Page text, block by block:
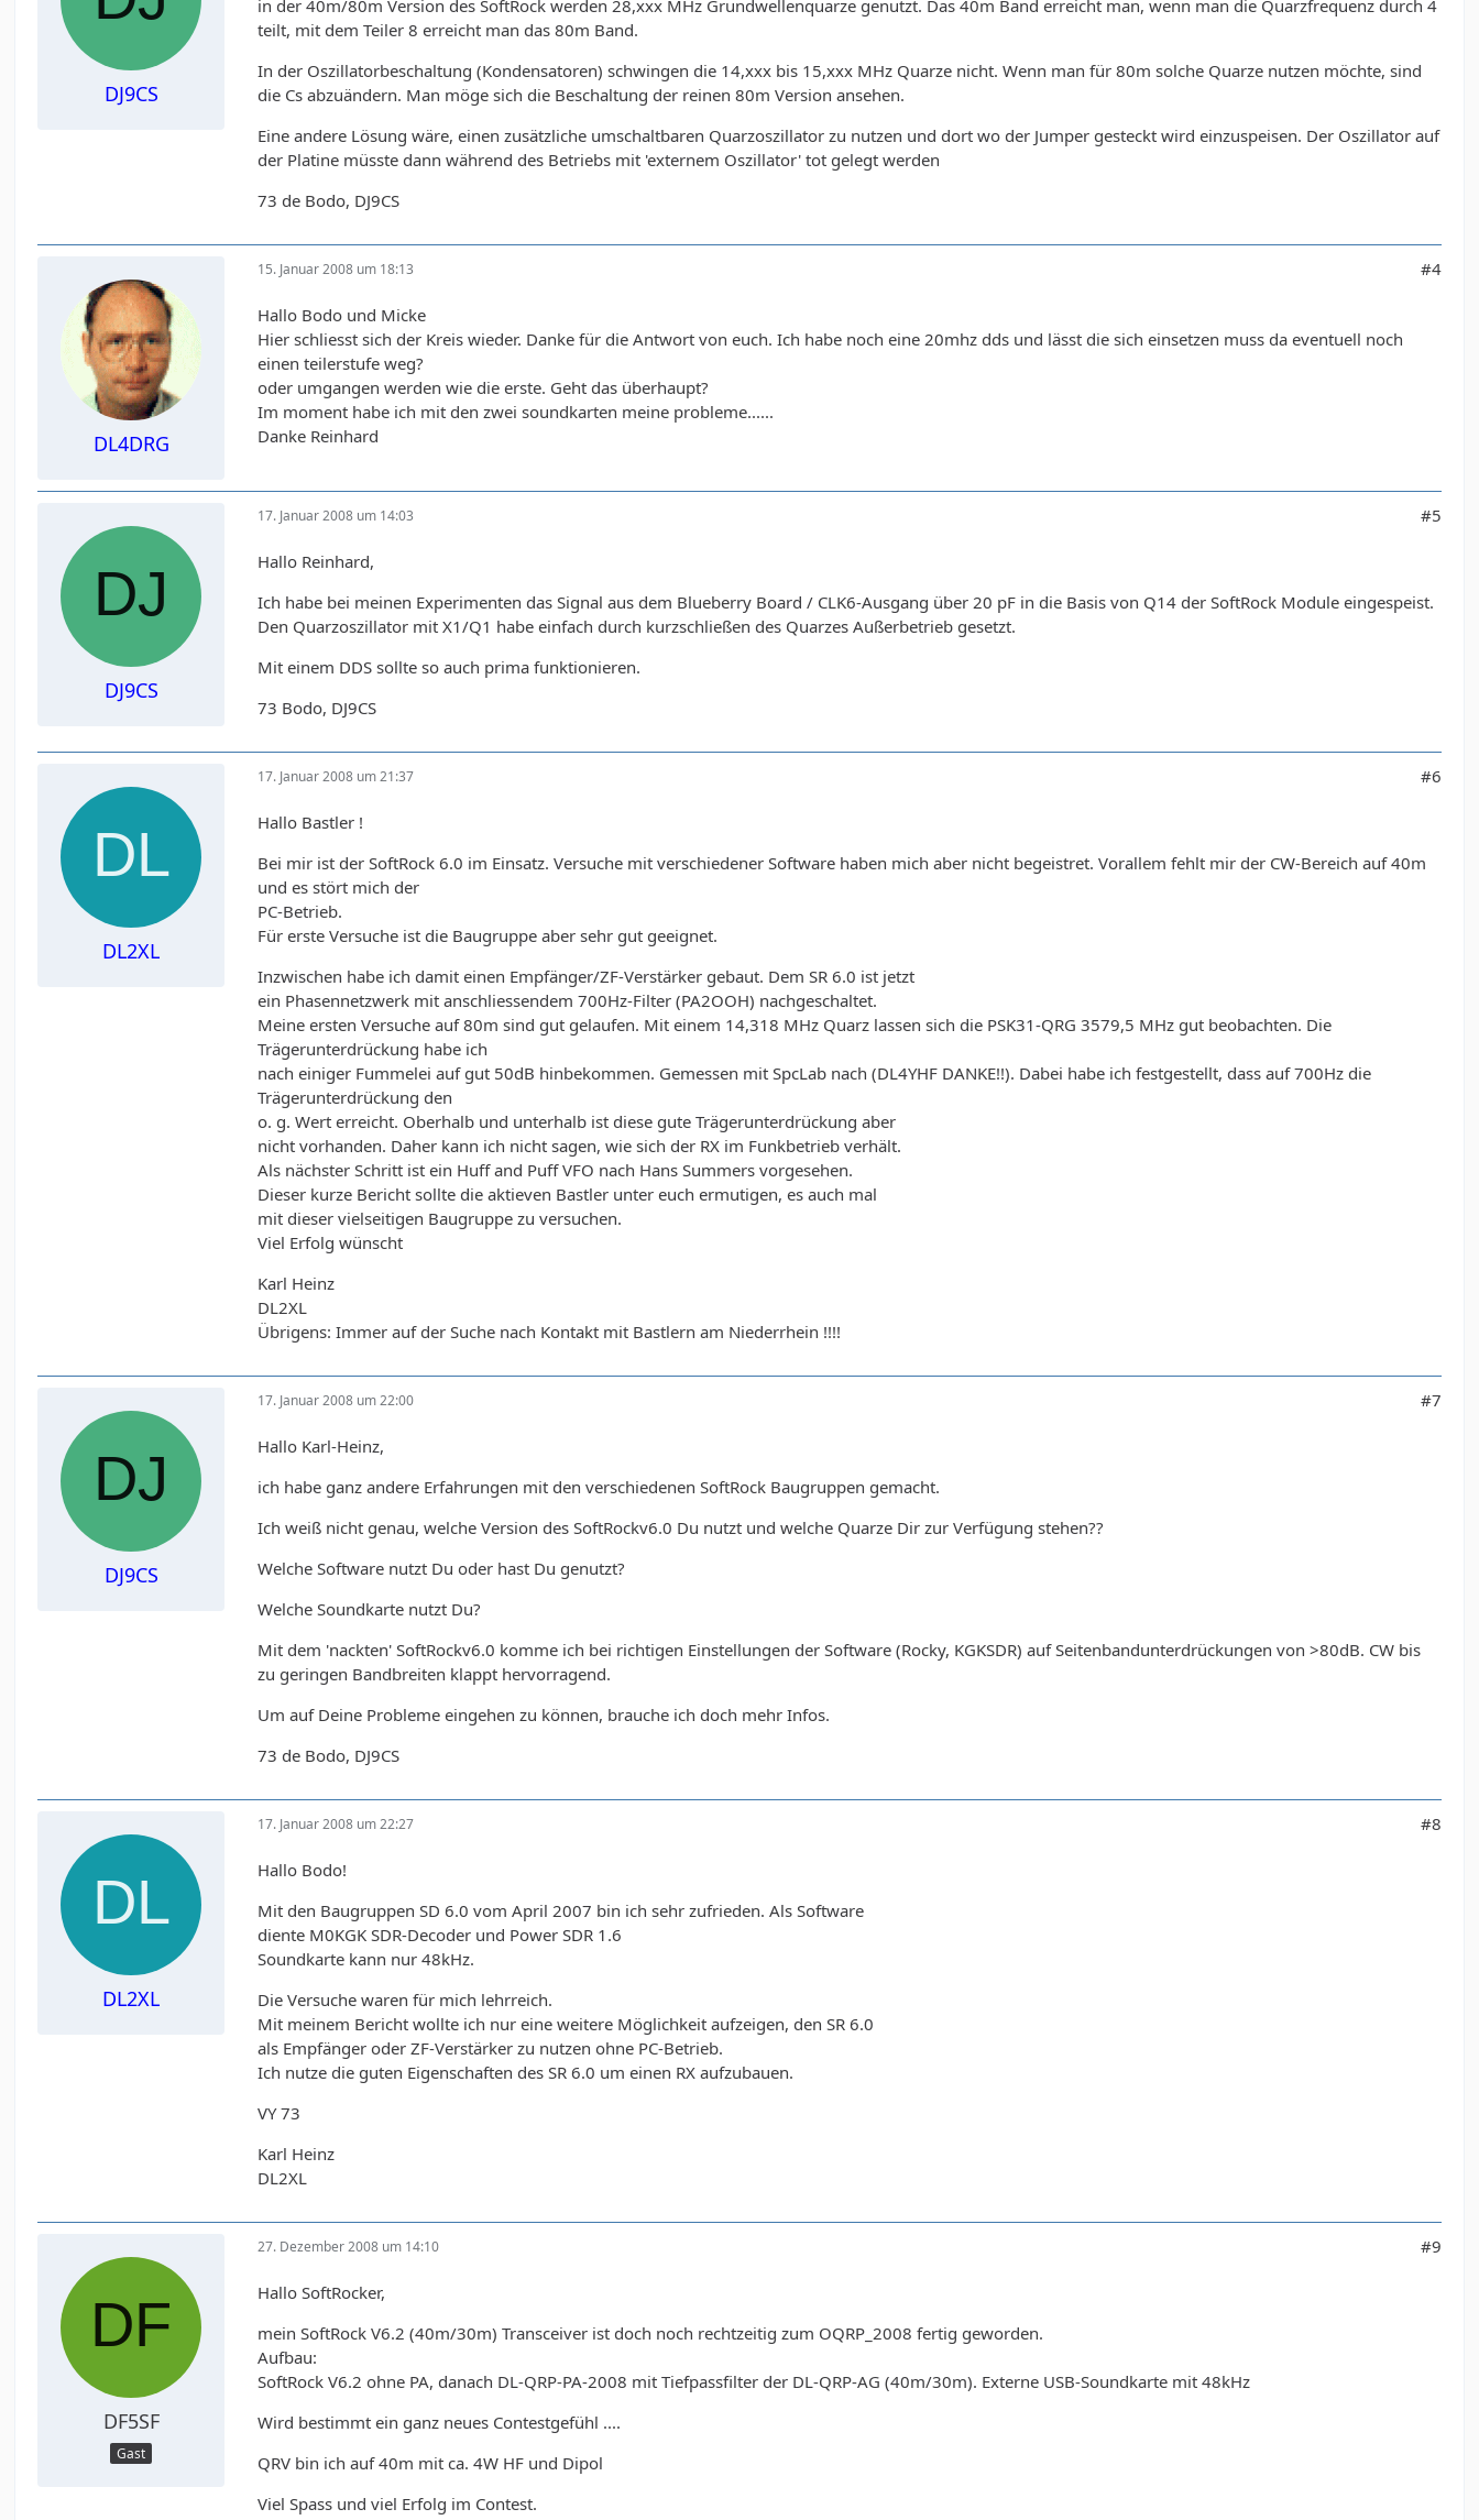
DJ9CS
in der 40m/80m Version des SoftRock werden 28,xxx MHz Grundwellenquarze genutzt. Das 40m Band erreicht man, wenn man die Quarzfrequenz durch 4
teilt, mit dem Teiler 8 erreicht man das 80m Band.
In der Oszillatorbeschaltung (Kondensatoren) schwingen die 14,xxx bis 15,xxx MHz Quarze nicht. Wenn man für 80m solche Quarze nutzen möchte, sind
die Cs abzuändern. Man möge sich die Beschaltung der reinen 80m Version ansehen.
Eine andere Lösung wäre, einen zusätzliche umschaltbaren Quarzoszillator zu nutzen und dort wo der Jumper gesteckt wird einzuspeisen. Der Oszillator auf
der Platine müsste dann während des Betriebs mit 'externem Oszillator' tot gelegt werden
73 de Bodo, DJ9CS
DL4DRG
15. Januar 2008 um 18:13 #4
Hallo Bodo und Micke
Hier schliesst sich der Kreis wieder. Danke für die Antwort von euch. Ich habe noch eine 20mhz dds und lässt die sich einsetzen muss da eventuell noch
einen teilerstufe weg?
oder umgangen werden wie die erste. Geht das überhaupt?
Im moment habe ich mit den zwei soundkarten meine probleme......
Danke Reinhard
DJ9CS
17. Januar 2008 um 14:03 #5
Hallo Reinhard,
Ich habe bei meinen Experimenten das Signal aus dem Blueberry Board / CLK6-Ausgang über 20 pF in die Basis von Q14 der SoftRock Module eingespeist.
Den Quarzoszillator mit X1/Q1 habe einfach durch kurzschließen des Quarzes Außerbetrieb gesetzt.
Mit einem DDS sollte so auch prima funktionieren.
73 Bodo, DJ9CS
DL2XL
17. Januar 2008 um 21:37 #6
Hallo Bastler !
Bei mir ist der SoftRock 6.0 im Einsatz. Versuche mit verschiedener Software haben mich aber nicht begeistret. Vorallem fehlt mir der CW-Bereich auf 40m
und es stört mich der
PC-Betrieb.
Für erste Versuche ist die Baugruppe aber sehr gut geeignet.
Inzwischen habe ich damit einen Empfänger/ZF-Verstärker gebaut. Dem SR 6.0 ist jetzt
ein Phasennetzwerk mit anschliessendem 700Hz-Filter (PA2OOH) nachgeschaltet.
Meine ersten Versuche auf 80m sind gut gelaufen. Mit einem 14,318 MHz Quarz lassen sich die PSK31-QRG 3579,5 MHz gut beobachten. Die
Trägerunterdrückung habe ich
nach einiger Fummelei auf gut 50dB hinbekommen. Gemessen mit SpcLab nach (DL4YHF DANKE!!). Dabei habe ich festgestellt, dass auf 700Hz die
Trägerunterdrückung den
o. g. Wert erreicht. Oberhalb und unterhalb ist diese gute Trägerunterdrückung aber
nicht vorhanden. Daher kann ich nicht sagen, wie sich der RX im Funkbetrieb verhält.
Als nächster Schritt ist ein Huff and Puff VFO nach Hans Summers vorgesehen.
Dieser kurze Bericht sollte die aktieven Bastler unter euch ermutigen, es auch mal
mit dieser vielseitigen Baugruppe zu versuchen.
Viel Erfolg wünscht
Karl Heinz
DL2XL
Übrigens: Immer auf der Suche nach Kontakt mit Bastlern am Niederrhein !!!!
DJ9CS
17. Januar 2008 um 22:00 #7
Hallo Karl-Heinz,
ich habe ganz andere Erfahrungen mit den verschiedenen SoftRock Baugruppen gemacht.
Ich weiß nicht genau, welche Version des SoftRockv6.0 Du nutzt und welche Quarze Dir zur Verfügung stehen??
Welche Software nutzt Du oder hast Du genutzt?
Welche Soundkarte nutzt Du?
Mit dem 'nackten' SoftRockv6.0 komme ich bei richtigen Einstellungen der Software (Rocky, KGKSDR) auf Seitenbandunterdrückungen von >80dB. CW bis
zu geringen Bandbreiten klappt hervorragend.
Um auf Deine Probleme eingehen zu können, brauche ich doch mehr Infos.
73 de Bodo, DJ9CS
DL2XL
17. Januar 2008 um 22:27 #8
Hallo Bodo!
Mit den Baugruppen SD 6.0 vom April 2007 bin ich sehr zufrieden. Als Software
diente M0KGK SDR-Decoder und Power SDR 1.6
Soundkarte kann nur 48kHz.
Die Versuche waren für mich lehrreich.
Mit meinem Bericht wollte ich nur eine weitere Möglichkeit aufzeigen, den SR 6.0
als Empfänger oder ZF-Verstärker zu nutzen ohne PC-Betrieb.
Ich nutze die guten Eigenschaften des SR 6.0 um einen RX aufzubauen.
VY 73
Karl Heinz
DL2XL
DF5SF
Gast
27. Dezember 2008 um 14:10 #9
Hallo SoftRocker,
mein SoftRock V6.2 (40m/30m) Transceiver ist doch noch rechtzeitig zum OQRP_2008 fertig geworden.
Aufbau:
SoftRock V6.2 ohne PA, danach DL-QRP-PA-2008 mit Tiefpassfilter der DL-QRP-AG (40m/30m). Externe USB-Soundkarte mit 48kHz
Wird bestimmt ein ganz neues Contestgefühl ....
QRV bin ich auf 40m mit ca. 4W HF und Dipol
Viel Spass und viel Erfolg im Contest.